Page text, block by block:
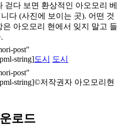
걷다 보면 환상적인 아오모리 베
다 (사진에 보이는 곳). 어떤 것
아오모리 현에서 잊지 말고 들
도시
도시
©저작권자 아오모리현
로드